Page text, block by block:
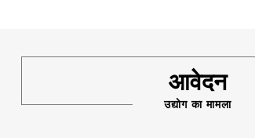
आवेदन
उद्योग का मामला